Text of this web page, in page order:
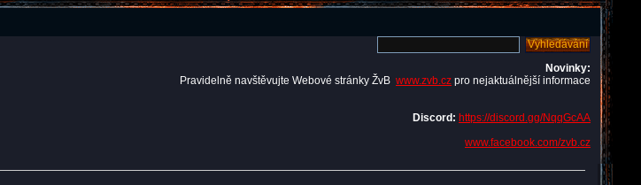
Novinky:
Pravidelně navštěvujte Webové stránky ŽvB www.zvb.cz pro nejaktuálnější informace
Discord: https://discord.gg/NqqGcAA
www.facebook.com/zvb.cz